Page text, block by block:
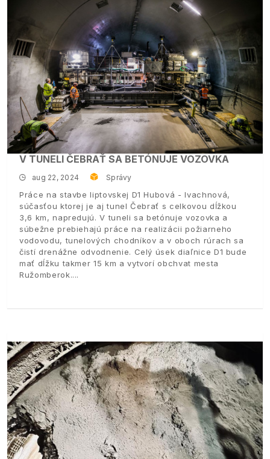
V TUNELI ČEBRAŤ SA BETÓNUJE VOZOVKA
aug 22, 2024 Správy
Práce na stavbe liptovskej D1 Hubová - Ivachnová,
súčasťou ktorej je aj tunel Čebrať s celkovou dĺžkou
3,6 km, napredujú. V tuneli sa betónuje vozovka a
súbežne prebiehajú práce na realizácii požiarneho
vodovodu, tunelových chodníkov a v oboch rúrach sa
čistí drenážne odvodnenie. Celý úsek diaľnice D1 bude
mať dĺžku takmer 15 km a vytvorí obchvat mesta
Ružomberok.